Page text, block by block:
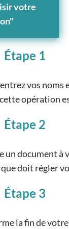
votre
Étape 1
vos noms
opération
Étape 2
un document à
doit régler
Étape 3
la fin de